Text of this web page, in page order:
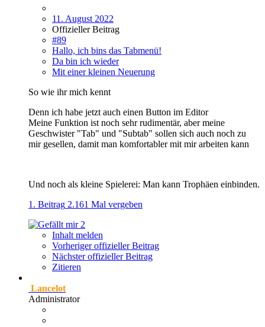
11. August 2022
Offizieller Beitrag
#89
Hallo, ich bins das Tabmenü!
Da bin ich wieder
Mit einer kleinen Neuerung
So wie ihr mich kennt
Denn ich habe jetzt auch einen Button im Editor
Meine Funktion ist noch sehr rudimentär, aber meine
Geschwister "Tab" und "Subtab" sollen sich auch noch zu
mir gesellen, damit man komfortabler mit mir arbeiten kann
Und noch als kleine Spielerei: Man kann Trophäen einbinden.
1. Beitrag 2.161 Mal vergeben
2
Inhalt melden
Vorheriger offizieller Beitrag
Nächster offizieller Beitrag
Zitieren
Lancelot
Administrator